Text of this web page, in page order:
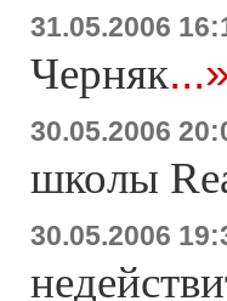
31.05.2006
Черняк...»
30.05.2006
школы
30.05.2006